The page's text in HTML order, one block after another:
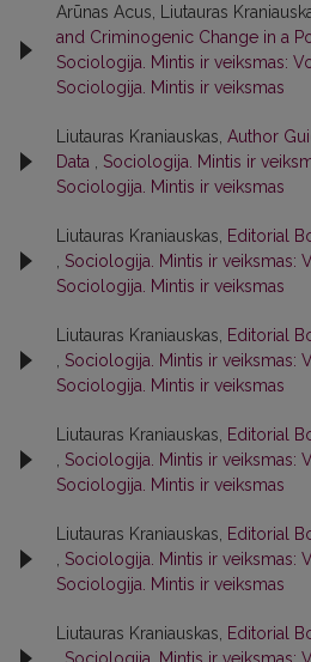
Arūnas Acus, Liutauras
and Criminogenic Change in a
Sociologija. Mintis ir veiksmas:
Sociologija. Mintis ir veiksmas
Liutauras Kraniauskas, Author
Data
Sociologija. Mintis ir
Sociologija. Mintis ir veiksmas
Liutauras Kraniauskas,
Editorial
Sociologija. Mintis ir veiksmas:
Sociologija. Mintis ir veiksmas
Liutauras Kraniauskas,
Editorial
Sociologija. Mintis ir veiksmas:
Sociologija. Mintis ir veiksmas
Liutauras Kraniauskas,
Editorial
Sociologija. Mintis ir veiksmas:
Sociologija. Mintis ir veiksmas
Liutauras Kraniauskas,
Editorial
Sociologija. Mintis ir veiksmas:
Sociologija. Mintis ir veiksmas
Liutauras Kraniauskas,
Editorial
Sociologija. Mintis ir veiksmas: